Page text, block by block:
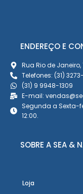
ENDEREÇO E
Rua Rio de Janeiro,
Telefones: (31)
(31) 9 9948-1309
E-mail:
Segunda a Sexta-
12:00.
SOBRE A SEA &
Loja